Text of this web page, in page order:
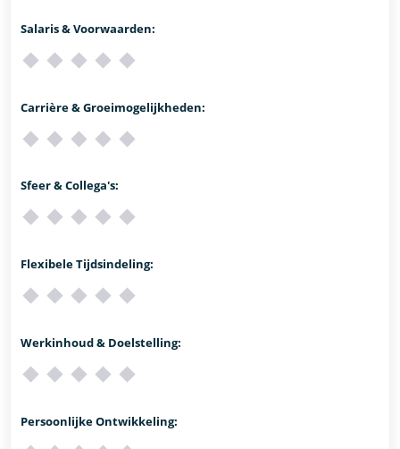
Salaris & Voorwaarden:
Carrière & Groeimogelijkheden:
Sfeer & Collega's:
Flexibele Tijdsindeling:
Werkinhoud & Doelstelling:
Persoonlijke Ontwikkeling: